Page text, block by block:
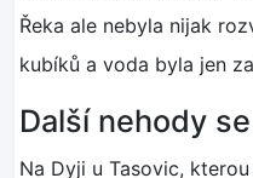
Řeka ale nebyla nijak
kubíků a voda byla jen
Další nehody
Na Dyji u Tasovic,